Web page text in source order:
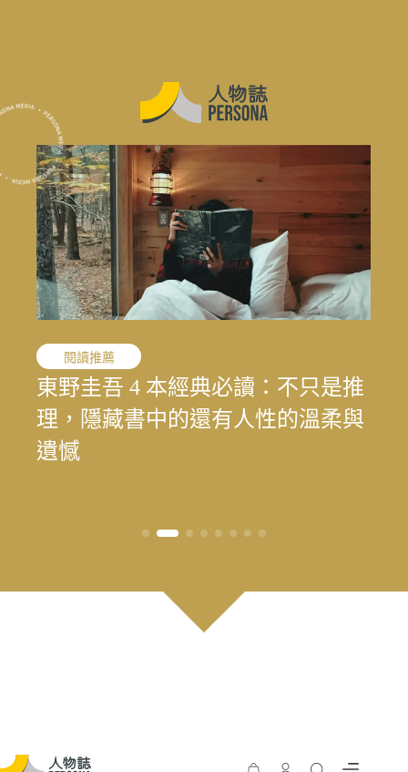
花蓮震後專題
結合地方創生與文化生態的永續旅
遊 重塑花蓮觀光新模式
職人精神
「我的課題不是變成女人，而是成
為我喜歡的自己」——最美律師樂
樂（陳漢章）的 40 年修課
閱讀推薦
東野圭吾 4 本經典必讀：不只是推
理，隱藏書中的還有人性的溫柔與
遺憾
敘事醫學
寫下病房裡沒說出口的心情：林口
長庚醫院兒童過敏氣喘風溼科主治
醫師林思偕，談書寫與渴望被理解
職人精神
文史收藏家劉國煒，在泛黃文史資
料中，續留臺灣樂壇過往風華
演藝人生
一雙鼓棒敲過一甲子，「台灣鼓
王」黃瑞豐見證臺灣主流音樂的時
代更迭
媒體先鋒
王小棣：從問題學生到臺灣影視推
手，始終相信人的可能
花蓮震後專題
太魯閣按下暫停鍵後，花蓮觀光何
時再現榮景？震後兩年，觀光與永
續發展的轉型考題
花蓮震後專題
結合地方創生與文化生態的永續旅
遊 重塑花蓮觀光新模式
職人精神
「我的課題不是變成女人，而是成
為我喜歡的自己」——最美律師樂
樂（陳漢章）的 40 年修課